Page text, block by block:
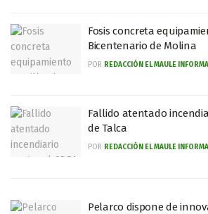
Fosis concreta
Bicentenario de Molina
POR REDACCIÓN EL MAULE INFORMA
Fallido atentado
de Talca
POR REDACCIÓN EL MAULE INFORMA
Pelarco dispone de